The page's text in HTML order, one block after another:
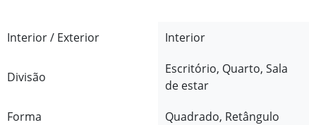
Interior / Exterior Interior
Divisão
Escritório, Quarto, Sala
de estar
Forma
Quadrado, Retângulo